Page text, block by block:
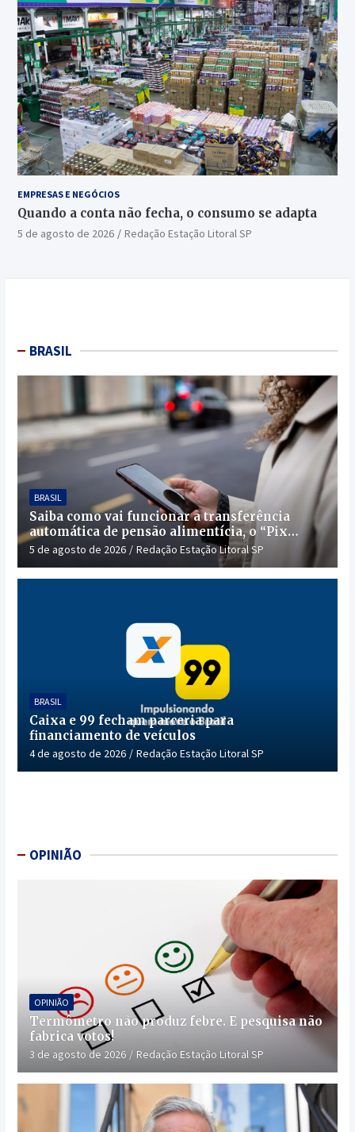
EMPRESAS E NEGÓCIOS
Quando a conta não fecha, o consumo se adapta
5 de agosto de 2026 Redação Estação Litoral SP
BRASIL
BRASIL
Saiba como vai funcionar a transferência
automática de pensão alimentícia, o “Pix
Pensão”
5 de agosto de 2026 Redação Estação Litoral SP
BRASIL
Caixa e 99 fecham parceria para
financiamento de veículos
4 de agosto de 2026 Redação Estação Litoral SP
OPINIÃO
OPINIÃO
Termômetro não produz febre. E pesquisa não
fabrica votos!
3 de agosto de 2026 Redação Estação Litoral SP